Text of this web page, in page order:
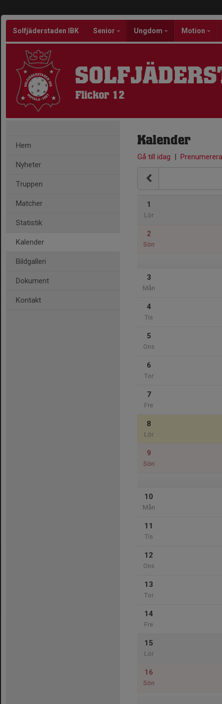
Solfjäderstaden IBK Senior Ungdom Motion
Flickor 12
Hem
Nyheter
Truppen
Matcher
Statistik
Kalender
Bildgalleri
Dokument
Kontakt
Kalender
Gå till idag | Prenumerera
1
Lör
2
Sön
3
Mån
4
Tis
5
Ons
6
Tor
7
Fre
8
Lör
9
Sön
10
Mån
11
Tis
12
Ons
13
Tor
14
Fre
15
Lör
16
Sön